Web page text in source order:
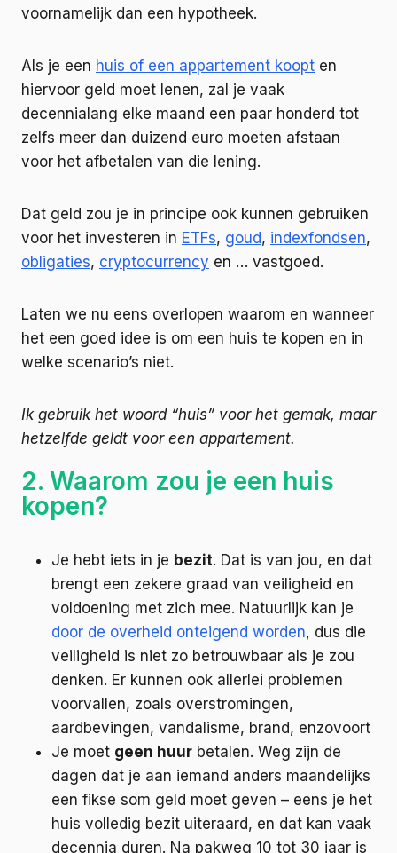
voornamelijk dan een hypotheek.
Als je een huis of een appartement koopt en
hiervoor geld moet lenen, zal je vaak
decennialang elke maand een paar honderd tot
zelfs meer dan duizend euro moeten afstaan
voor het afbetalen van die lening.
Dat geld zou je in principe ook kunnen gebruiken
voor het investeren in ETFs, goud, indexfondsen,
obligaties, cryptocurrency en … vastgoed.
Laten we nu eens overlopen waarom en wanneer
het een goed idee is om een huis te kopen en in
welke scenario’s niet.
Ik gebruik het woord “huis” voor het gemak, maar
hetzelfde geldt voor een appartement.
2. Waarom zou je een huis
kopen?
Je hebt iets in je bezit. Dat is van jou, en dat
brengt een zekere graad van veiligheid en
voldoening met zich mee. Natuurlijk kan je
door de overheid onteigend worden, dus die
veiligheid is niet zo betrouwbaar als je zou
denken. Er kunnen ook allerlei problemen
voorvallen, zoals overstromingen,
aardbevingen, vandalisme, brand, enzovoort
Je moet geen huur betalen. Weg zijn de
dagen dat je aan iemand anders maandelijks
een fikse som geld moet geven – eens je het
huis volledig bezit uiteraard, en dat kan vaak
decennia duren. Na pakweg 10 tot 30 jaar is